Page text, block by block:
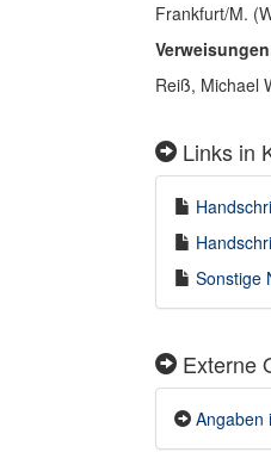
Frankfurt/M.
Reiß, Michael
Links in
Sonstige
Externe
Angaben